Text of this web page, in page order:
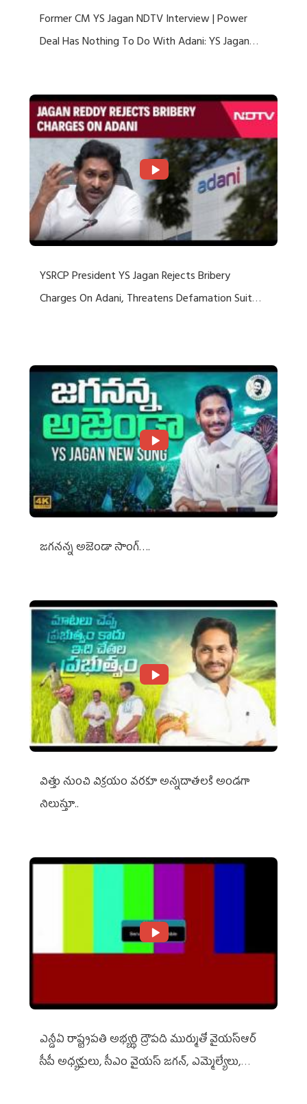
Former CM YS Jagan NDTV Interview | Power
Deal Has Nothing To Do With Adani: YS Jagan
YSRCP President YS Jagan Rejects Bribery
Charges On Adani, Threatens Defamation Suit
జగనన్న అజెండా సాంగ్….
విత్తు నుంచి విక్రయం వరకూ అన్నదాతలకి అండగా
నిలుస్తూ..
ఎన్డీఏ రాష్ట్ర‌ప‌తి అభ్య‌ర్థి ద్రౌప‌ది ముర్ముతో వైయ‌స్ఆర్
సీపీ అధ్య‌క్షులు, సీఎం వైయ‌స్ జ‌గ‌న్, ఎమ్మెల్యేలు,